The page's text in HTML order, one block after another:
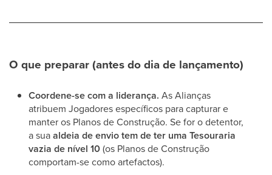
O que preparar (antes do dia de lançamento)
Coordene-se com a liderança. As Alianças
atribuem Jogadores específicos para capturar e
manter os Planos de Construção. Se for o detentor,
a suaaldeia de envio tem de ter uma Tesouraria
vazia de nível 10(os Planos de Construção
comportam-se como artefactos).